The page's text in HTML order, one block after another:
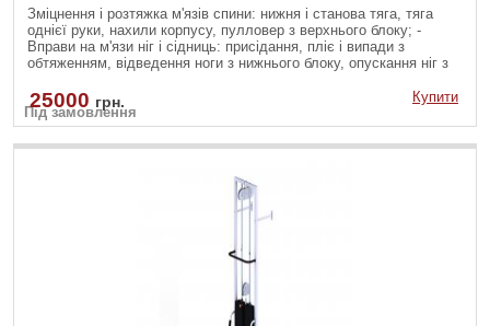
Зміцнення і розтяжка м'язів спини: нижня і станова тяга, тяга
однієї руки, нахили корпусу, пулловер з верхнього блоку; -
Вправи на м'язи ніг і сідниць: присідання, пліє і випади з
обтяженням, відведення ноги з нижнього блоку, опускання ніг з
різними хватами, розгинання рук на трицепс з різноманітними
рукоятями; - Зміцнення м'язів черевного преса: скручування на
прес, бічні нахили убік на косі м'язи як з верхнього так і з
нижнього блоку.
Під замовлення
25000 грн. Купити